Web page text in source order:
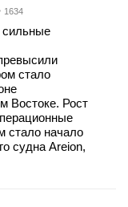
1634
сильные
стало
Востоке. Рост
стало начало
судна Areion,